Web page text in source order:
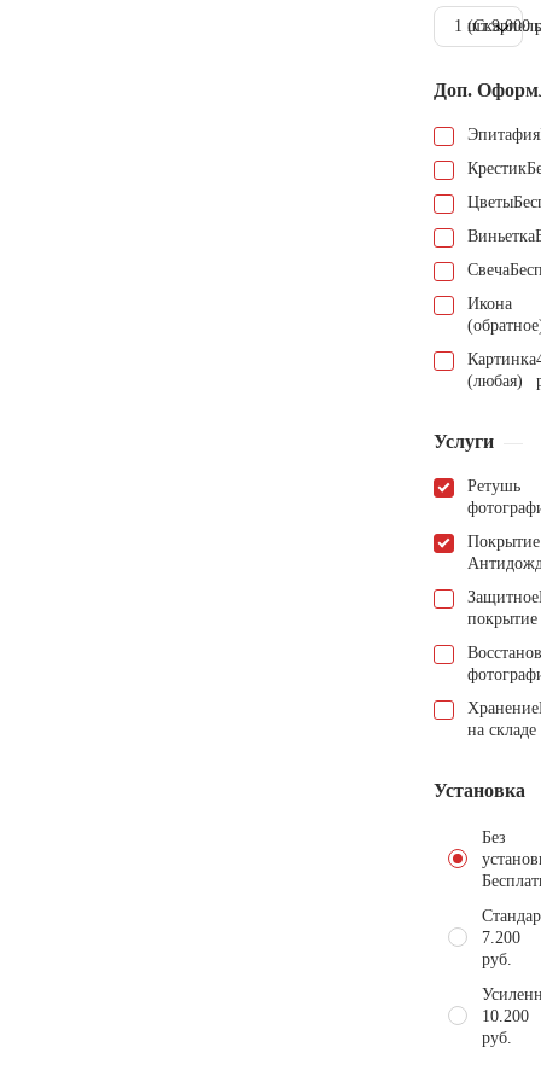
1 шт.9.000
Доп.
Эпитафия
Крестик
Цветы
Виньетка
Свеча
Икона
Картинка
(любая)
Услуги
Ретушь
Покрытие
Защитное
покрытие
Хранение
на складе
Установка
Без
7.200
руб.
10.200
руб.